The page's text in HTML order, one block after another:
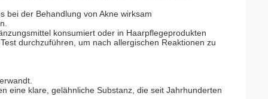
bei der Behandlung von Akne wirksam
konsumiert oder in Haarpflegeprodukten
durchzuführen, um nach allergischen Reaktionen zu
eine klare, gelähnliche Substanz, die seit Jahrhunderten